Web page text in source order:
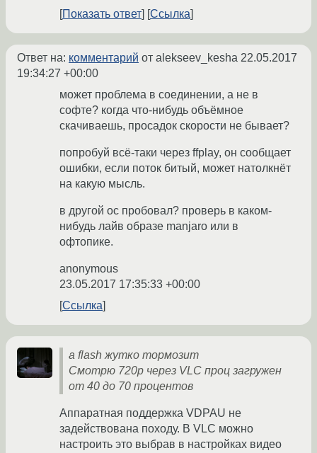
Показать ответ Ссылка
Ответ на: комментарий от alekseev_kesha 22.05.2017
19:34:27 +00:00
может проблема в соединении, а не в
софте? когда что-нибудь объёмное
скачиваешь, просадок скорости не бывает?
попробуй всё-таки через ffplay, он сообщает
ошибки, если поток битый, может натолкнёт
на какую мысль.
в другой ос пробовал? проверь в каком-
нибудь лайв образе manjaro или в
офтопике.
anonymous
23.05.2017 17:35:33 +00:00
Ссылка
а flash жутко тормозит
Смотрю 720p через VLC проц загружен
от 40 до 70 процентов
Аппаратная поддержка VDPAU не
задействована походу. В VLC можно
настроить это выбрав в настройках видео